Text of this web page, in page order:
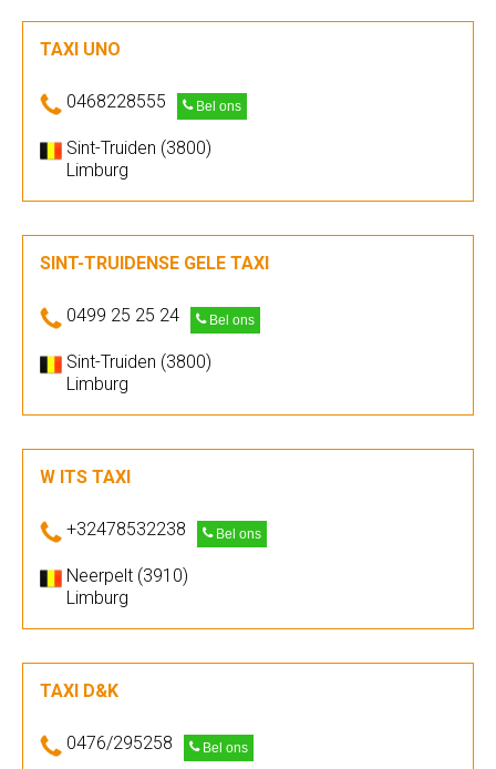
TAXI UNO
0468228555 Bel ons
Sint-Truiden (3800)
Limburg
SINT-TRUIDENSE GELE TAXI
0499 25 25 24 Bel ons
Sint-Truiden (3800)
Limburg
W ITS TAXI
+32478532238 Bel ons
Neerpelt (3910)
Limburg
TAXI D&K
0476/295258 Bel ons